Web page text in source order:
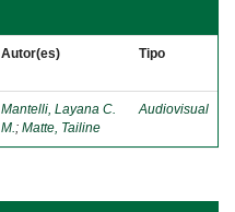
Autor(es) Tipo
Mantelli, Layana C.
M.; Matte, Tailine
Audiovisual